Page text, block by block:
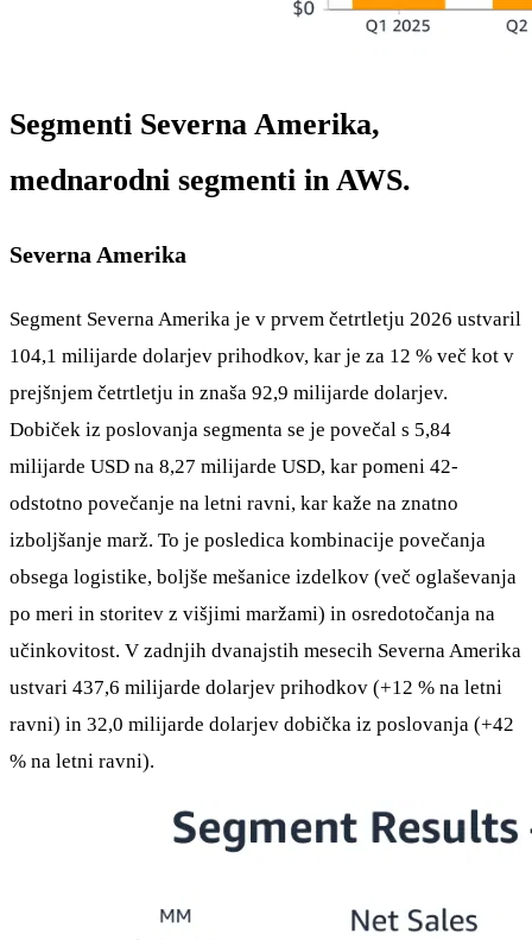
Segmenti Severna Amerika,
mednarodni segmenti in AWS.
Severna Amerika
Segment Severna Amerika je v prvem četrtletju 2026 ustvaril
104,1 milijarde dolarjev prihodkov, kar je za 12 % več kot v
prejšnjem četrtletju in znaša 92,9 milijarde dolarjev.
Dobiček iz poslovanja segmenta se je povečal s 5,84
milijarde USD na 8,27 milijarde USD, kar pomeni 42-
odstotno povečanje na letni ravni, kar kaže na znatno
izboljšanje marž. To je posledica kombinacije povečanja
obsega logistike, boljše mešanice izdelkov (več oglaševanja
po meri in storitev z višjimi maržami) in osredotočanja na
učinkovitost. V zadnjih dvanajstih mesecih Severna Amerika
ustvari 437,6 milijarde dolarjev prihodkov (+12 % na letni
ravni) in 32,0 milijarde dolarjev dobička iz poslovanja (+42
% na letni ravni).